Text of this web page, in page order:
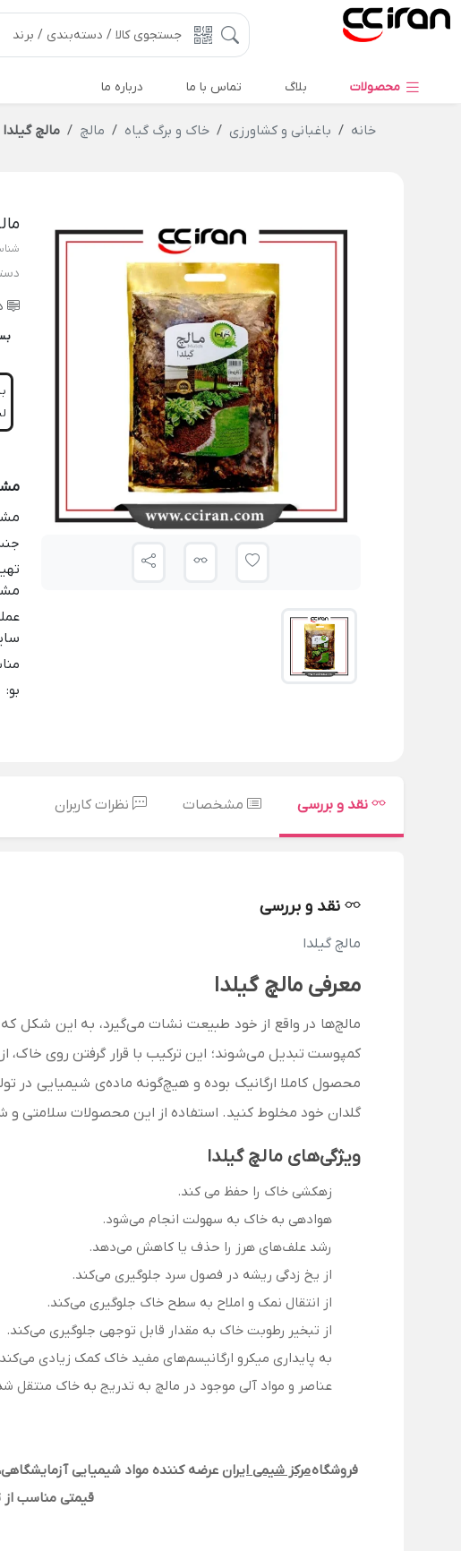
محصولات بلاگ تماس با ما درباره ما
خانه باغبانی و کشاورزی خاک و برگ گیاه مالچ مالچ گیلدا
بو:
نقد و بررسی مشخصات نظرات کاربران
نقد و بررسی
مالچ گیلدا
معرفی مالچ گیلدا
مالچ‌ها در واقع از خود طبیعت نشات می‌گیرد، به این شکل
کمپوست تبدیل می‌شوند؛ این ترکیب با قرار گرفتن روی
محصول کاملا ارگانیک بوده و هیچ‌گونه ماده‌ی شیمیایی در
گلدان خود مخلوط کنید. استفاده از این محصولات سلامتی
ویژگی‌های مالچ گیلدا
زهکشی خاک را حفظ می کند.
هوادهی به خاک به سهولت انجام می‌شود.
رشد علف‌های هرز را حذف یا کاهش می‌دهد.
از یخ زدگی ریشه در فصول سرد جلوگیری می‌کند.
از انتقال نمک و املاح به سطح خاک جلوگیری می‌کند.
از تبخیر رطوبت خاک به مقدار قابل توجهی جلوگیری می‌کند.
به پایداری میکرو ارگانیسم‌های مفید خاک کمک زیادی
عناصر و مواد آلی موجود در مالچ به تدریج به خاک منتقل
فروشگاهمرکز شیمی ایران عرضه کننده مواد شیمیایی
قیمتی مناسب از